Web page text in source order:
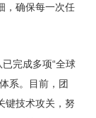
，确保每一次任
完成多项“全球
系。目前，团
键技术攻关，努